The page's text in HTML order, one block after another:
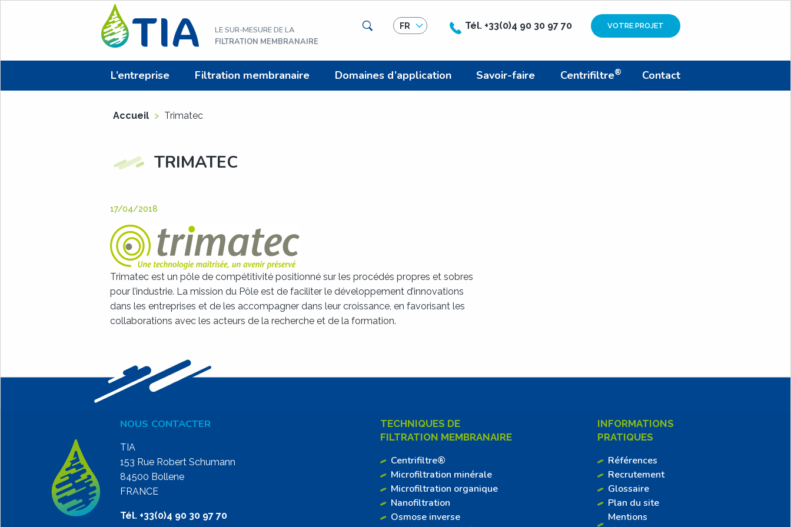
LE SUR-MESURE DE LA
FILTRATION MEMBRANAIRE
Rechercher
FR Tél. +33(0)4 90 30 97 70 VOTRE PROJET
L’entreprise Filtration membranaire Domaines d’application Savoir-faire Centrifiltre® Contact
Accueil > Trimatec
TRIMATEC
17/04/2018
Trimatec est un pôle de compétitivité positionné sur les procédés propres et sobres
pour l’industrie. La mission du Pôle est de faciliter le développement d’innovations
dans les entreprises et de les accompagner dans leur croissance, en favorisant les
collaborations avec les acteurs de la recherche et de la formation.
NOUS CONTACTER
TIA
153 Rue Robert Schumann
84500 Bollene
FRANCE
Tél. +33(0)4 90 30 97 70
TECHNIQUES DE
FILTRATION MEMBRANAIRE
Centrifiltre®
Microfiltration minérale
Microfiltration organique
Nanofiltration
Osmose inverse
INFORMATIONS
PRATIQUES
Références
Recrutement
Glossaire
Plan du site
Mentions